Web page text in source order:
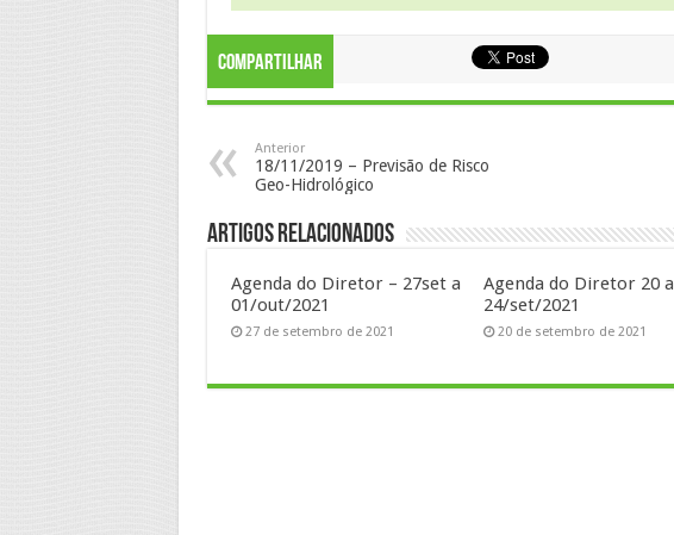
Compartilhar
Anterior
18/11/2019 – Previsão de Risco
Geo-Hidrológico
Artigos Relacionados
Agenda do Diretor – 27set a
01/out/2021
27 de setembro de 2021
Agenda do Diretor 20 a
24/set/2021
20 de setembro de 2021